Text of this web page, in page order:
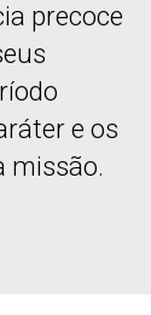
precoce
e os
missão.